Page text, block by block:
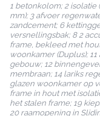
1 betonkolom; 2 isolatie
mm); 3 afvoer
zandcement; 6
versnellingsbak; 8 2
frame, bekleed met
woonkamer (Duplus);
gebouw; 12
membraan; 14 lariks
glazen woonkamer op
frame in hout met
het stalen frame; 19
20 raamopening in